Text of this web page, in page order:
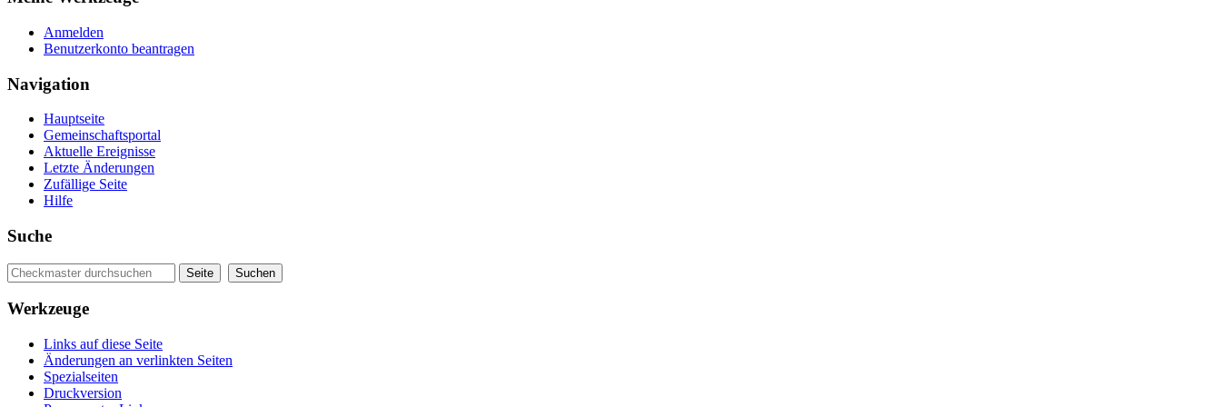
Anmelden
Benutzerkonto beantragen
Navigation
Hauptseite
Gemeinschaftsportal
Aktuelle Ereignisse
Letzte Änderungen
Zufällige Seite
Hilfe
Suche
Werkzeuge
Links auf diese Seite
Änderungen an verlinkten Seiten
Spezialseiten
Druckversion